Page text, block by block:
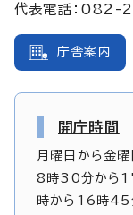
代表電話：
庁舎案内
開庁時間
月曜日から金曜
8時30分から
時から16時45